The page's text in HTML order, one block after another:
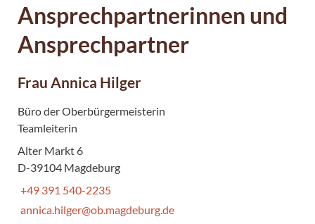
Ansprechpartnerinnen und
Ansprechpartner
Frau Annica Hilger
Büro der Oberbürgermeisterin
Teamleiterin
Alter Markt 6
D-39104 Magdeburg
+49 391 540-2235
annica.hilger@ob.magdeburg.de